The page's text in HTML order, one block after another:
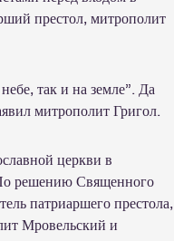
престол, митрополит
так и на земле”. Да
митрополит Григол.
церкви в
решению Священного
патриаршего престола,
Мровельский и